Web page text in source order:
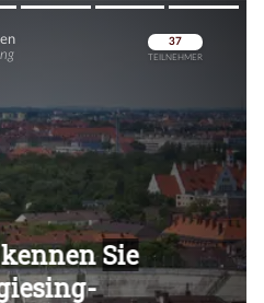
Überspringen
Überspringen